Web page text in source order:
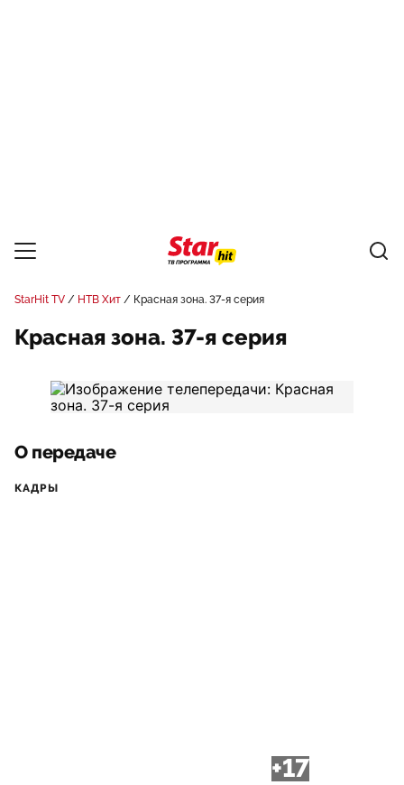
StarHit TV НТВ Хит Красная зона. 37-я серия
Красная зона. 37-я серия
О передаче
КАДРЫ
+17